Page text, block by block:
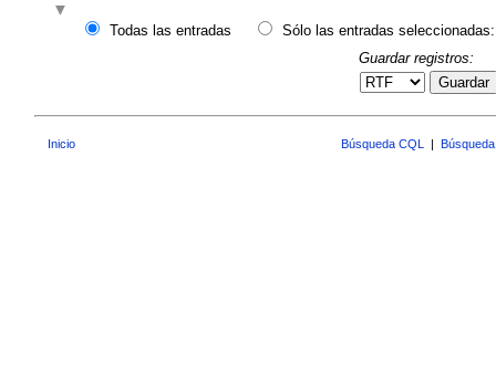
Todas las entradas
Sólo las entradas seleccionadas:
Guardar registros:
Guardar
Inicio Búsqueda CQL